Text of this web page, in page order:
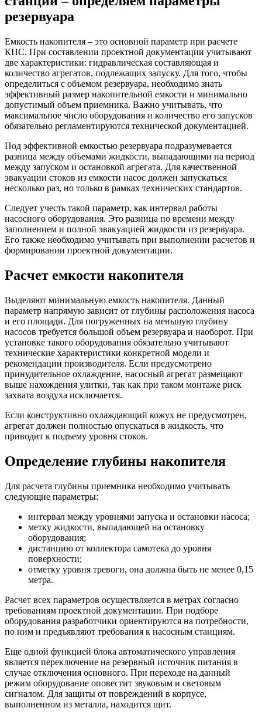
резервуара
Емкость накопителя – это основной параметр при расчете
КНС. При составлении проектной документации учитывают
две характеристики: гидравлическая составляющая и
количество агрегатов, подлежащих запуску. Для того, чтобы
определиться с объемом резервуара, необходимо знать
эффективный размер накопительной емкости и минимально
допустимый объем приемника. Важно учитывать, что
максимальное число оборудования и количество его запусков
обязательно регламентируются технической документацией.
Под эффективной емкостью резервуара подразумевается
разница между объемами жидкости, выпадающими на период
между запуском и остановкой агрегата. Для качественной
эвакуации стоков из емкости насос должен запускаться
несколько раз, но только в рамках технических стандартов.
Следует учесть такой параметр, как интервал работы
насосного оборудования. Это разница по времени между
заполнением и полной эвакуацией жидкости из резервуара.
Его также необходимо учитывать при выполнении расчетов и
формировании проектной документации.
Расчет емкости накопителя
Выделяют минимальную емкость накопителя. Данный
параметр напрямую зависит от глубины расположения насоса
и его площади. Для погруженных на меньшую глубину
насосов требуется большой объем резервуара и наоборот. При
установке такого оборудования обязательно учитывают
технические характеристики конкретной модели и
рекомендации производителя. Если предусмотрено
принудительное охлаждение, насосный агрегат размещают
выше нахождения улитки, так как при таком монтаже риск
захвата воздуха исключается.
Если конструктивно охлаждающий кожух не предусмотрен,
агрегат должен полностью опускаться в жидкость, что
приводит к подъему уровня стоков.
Определение глубины накопителя
Для расчета глубины приемника необходимо учитывать
следующие параметры:
интервал между уровнями запуска и остановки насоса;
метку жидкости, выпадающей на остановку
оборудования;
дистанцию от коллектора самотека до уровня
поверхности;
отметку уровня тревоги, она должна быть не менее 0,15
метра.
Расчет всех параметров осуществляется в метрах согласно
требованиям проектной документации. При подборе
оборудования разработчики ориентируются на потребности,
по ним и предъявляют требования к насосным станциям.
Еще одной функцией блока автоматического управления
является переключение на резервный источник питания в
случае отключения основного. При переходе на данный
режим оборудование оповестит звуковым и световым
сигналом. Для защиты от повреждений в корпусе,
выполненном из металла, находится щит.